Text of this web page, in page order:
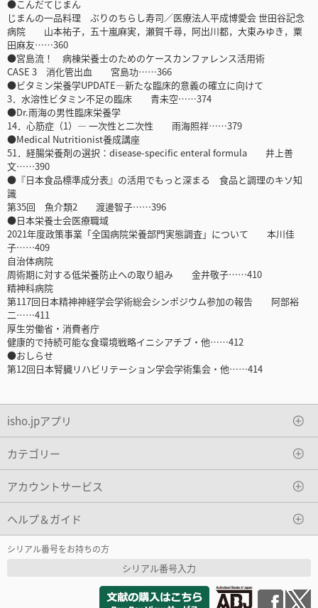
●こんだてじまん
じまんの一品料理 ぶりのちらし寿司／医療法人平成博愛会 世田谷記念
病院 山本祐子，五十嵐麻実，瀬賀千尋，阿出川都，大東みゆき，粟
田麻友……360
●宮島流！ 病棟栄養士のためのケースカンファレンス活用術
CASE 3 消化管出血 宮島功……366
●ビタミン栄養学UPDATE―新たな臨床的意義の確立に向けて
3．水溶性ビタミン不足の臨床 青未空……374
●Dr.雨海の男性臨床栄養学
14．心筋症（1）― 一次性と二次性 雨海照祥……379
●Medical Nutritionist養成講座
51．経腸栄養剤の選択：disease-specific enteral formula 井上善
文……390
●『日本食品標準成分表』の活用でもっと深まる 食品と調理のキソ知
識
第35回 魚介類2 渡邊智子……396
●日本栄養士会医療職域
2021年度政策事業「全国病院栄養部門実態調査」について 本川佳
子……409
自治体病院
周術期に対する低栄養防止への取り組み 金井敬子……410
精神科病院
第117回日本精神神経学会学術総会シンポジウム参加の報告 阿部裕
二……411
厚生労働省・消費者庁
健康的で持続可能な食環境戦略イニシアチブ・他……412
●おしらせ
第12回日本腎臓リハビリテーション学会学術集会・他……414
isho.jpアプリ
カテゴリー
アカウントサービス
ヘルプ＆ガイド
シリアル番号をお持ちの方
シリアル番号入力